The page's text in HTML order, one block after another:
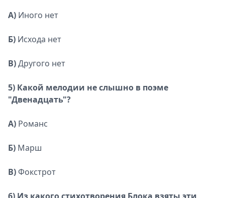
А) Иного нет
Б) Исхода нет
В)Другого нет
5) Какой мелодии не слышно в поэме
"Двенадцать"?
А) Романс
Б) Марш
В)Фокстрот